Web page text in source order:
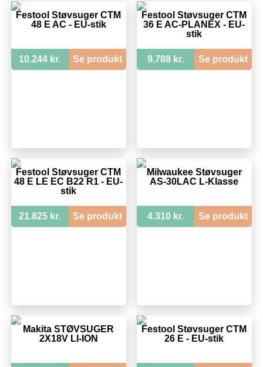
Festool Støvsuger CTM
48 E AC - EU-stik
10.244 kr. Se produkt
Festool Støvsuger CTM
36 E AC-PLANEX - EU-
stik
9.788 kr. Se produkt
Festool Støvsuger CTM
48 E LE EC B22 R1 - EU-
stik
21.825 kr. Se produkt
Milwaukee Støvsuger
AS-30LAC L-Klasse
4.310 kr. Se produkt
Makita STØVSUGER
2X18V LI-ION
Festool Støvsuger CTM
26 E - EU-stik